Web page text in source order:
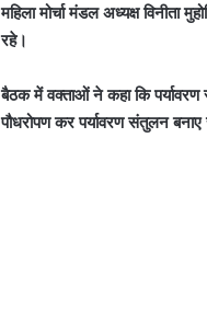
महिला मोर्चा मंडल अध्यक्ष विनीता
रहे।
बैठक में वक्ताओं ने कहा कि
पौधरोपण कर पर्यावरण संतुलन